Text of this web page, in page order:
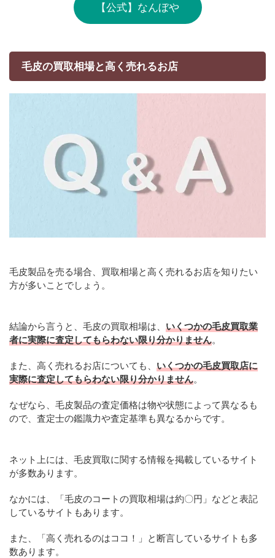
【公式】なんぼや
毛皮の買取相場と高く売れるお店
毛皮製品を売る場合、買取相場と高く売れるお店を知りたい
方が多いことでしょう。
結論から言うと、毛皮の買取相場は、 いくつかの毛皮買取業
者に実際に査定してもらわない限り分かりません。
また、高く売れるお店についても、 いくつかの毛皮買取店に
実際に査定してもらわない限り分かりません。
なぜなら、毛皮製品の査定価格は物や状態によって異なるも
ので、査定士の鑑識力や査定基準も異なるからです。
ネット上には、毛皮買取に関する情報を掲載しているサイト
が多数あります。
なかには、「毛皮のコートの買取相場は約〇円」などと表記
しているサイトもあります。
また、「高く売れるのはココ！」と断言しているサイトも多
数あります。